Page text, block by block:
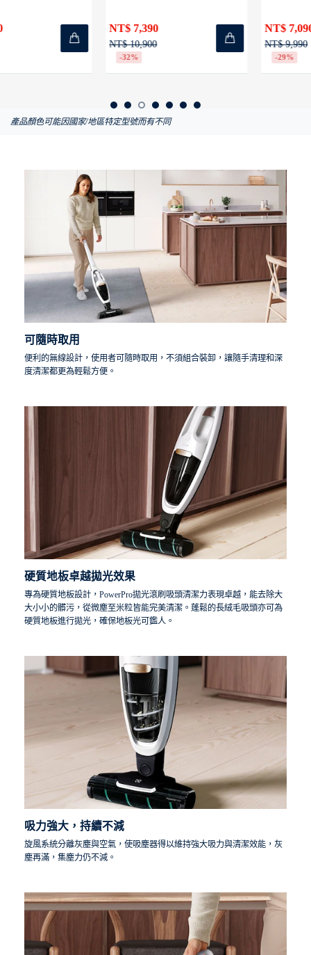
產品顏色可能因國家/地區特定型號而有不同
可隨時取用
便利的無線設計，使用者可隨時取用，不須組合裝卸，讓隨手清理和深
度清潔都更為輕鬆方便。
硬質地板卓越拋光效果
專為硬質地板設計，PowerPro拋光滾刷吸頭清潔力表現卓越，能去除大
大小小的髒污，從微塵至米粒皆能完美清潔。蓬鬆的長絨毛吸頭亦可為
硬質地板進行拋光，確保地板光可鑑人。
吸力強大，持續不減
旋風系統分離灰塵與空氣，使吸塵器得以維持強大吸力與清潔效能，灰
塵再滿，集塵力仍不減。